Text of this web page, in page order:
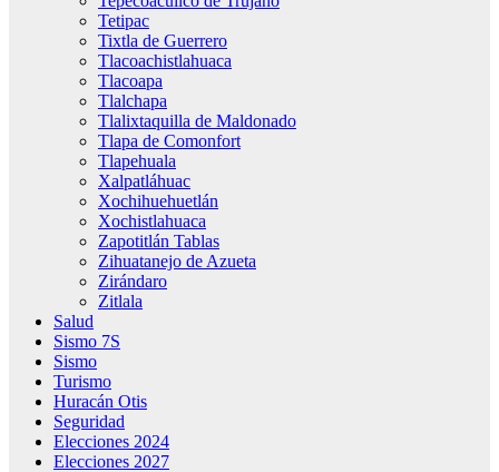
Tetipac
Tixtla de Guerrero
Tlacoachistlahuaca
Tlacoapa
Tlalchapa
Tlalixtaquilla de Maldonado
Tlapa de Comonfort
Tlapehuala
Xalpatláhuac
Xochihuehuetlán
Xochistlahuaca
Zapotitlán Tablas
Zihuatanejo de Azueta
Zirándaro
Zitlala
Salud
Sismo 7S
Sismo
Turismo
Huracán Otis
Seguridad
Elecciones 2024
Elecciones 2027